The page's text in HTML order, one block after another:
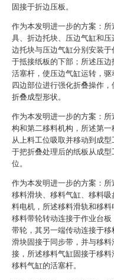
固接于折边压板。
作为本发明进一步的方案：
具、折边托块、压边气缸和
边托块与压边气缸分别安装
于抵接纸板的下部；所述压
活塞杆，使压边气缸运转，
四边部位进行强化折叠操作
折叠成型形状。
作为本发明进一步的方案：
构和第二移料机构，所述第
从上料工位吸取并移动到成
于把折叠处理后的纸板从成
位。
作为本发明进一步的方案：所
移料滑块、移料气缸、移料
料电机，所述移料滑轨和移料
移料带轮转动连接于作业台
带轮，其另一端传动连接于
滑块固接于同步带，并与移
接，所述移料气缸固接于移
移料气缸的活塞杆。